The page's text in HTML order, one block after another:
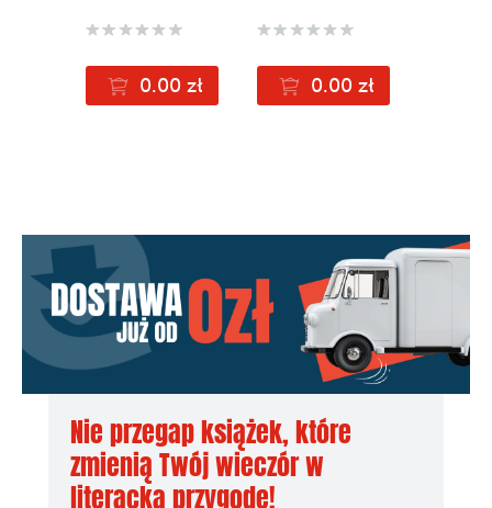
0.00 zł
łódzkim
0.00 zł
Nie przegap książek, które
zmienią Twój wieczór w
literacką przygodę!